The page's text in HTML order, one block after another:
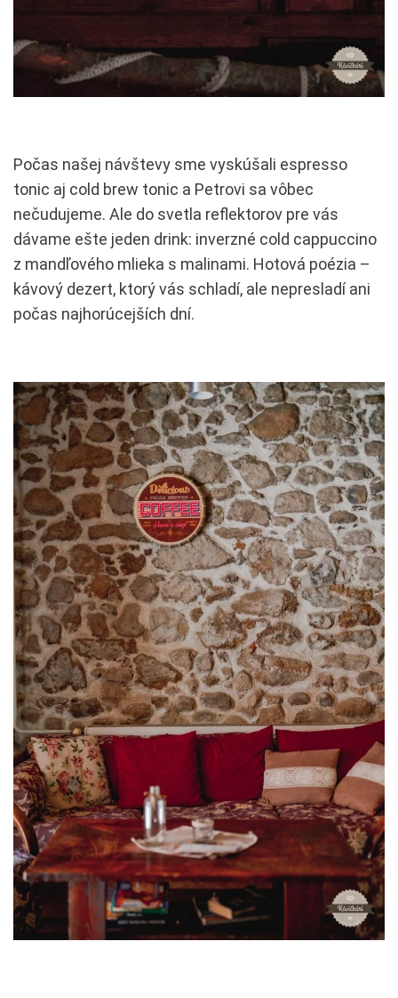
Počas našej návštevy sme vyskúšali espresso
tonic aj cold brew tonic a Petrovi sa vôbec
nečudujeme. Ale do svetla reflektorov pre vás
dávame ešte jeden drink: inverzné cold cappuccino
z mandľového mlieka s malinami. Hotová poézia –
kávový dezert, ktorý vás schladí, ale nepresladí ani
počas najhorúcejších dní.